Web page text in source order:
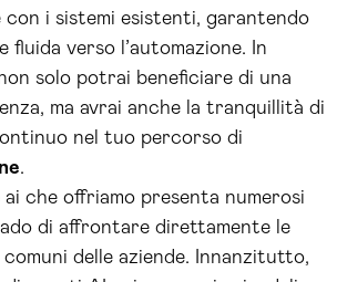
i sistemi esistenti, garantendo
fluida verso l’automazione. In
solo potrai beneficiare di una
ma avrai anche la tranquillità di
nel tuo percorso di
.
ai che offriamo presenta numerosi
di affrontare direttamente le
delle aziende. Innanzitutto,